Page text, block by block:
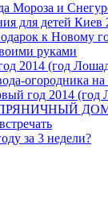
Мороза и
для детей Киев
к Новому
руками
2014 (год
огородника
год 2014 (год
за 3 недели?